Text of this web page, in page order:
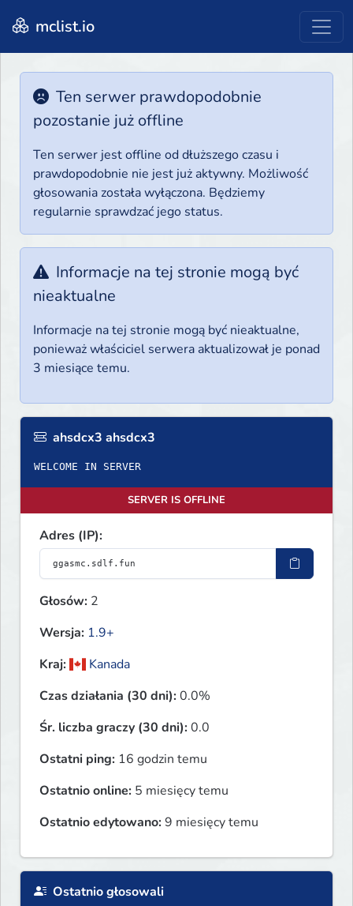
mclist.io
Ten serwer prawdopodobnie
pozostanie już offline
Ten serwer jest offline od dłuższego czasu i
prawdopodobnie nie jest już aktywny. Możliwość
głosowania została wyłączona. Będziemy
regularnie sprawdzać jego status.
Informacje na tej stronie mogą być
nieaktualne
Informacje na tej stronie mogą być nieaktualne,
ponieważ właściciel serwera aktualizował je ponad
3 miesiące temu.
ahsdcx3 ahsdcx3
WELCOME IN SERVER
SERVER IS OFFLINE
Adres (IP):
Głosów: 2
Wersja: 1.9+
Kraj:
Kanada
Czas działania (30 dni):0.0%
Śr. liczba graczy (30 dni):0.0
Ostatni ping: 16 godzin temu
Ostatnio online: 5 miesięcy temu
Ostatnio edytowano:9 miesięcy temu
Ostatnio głosowali